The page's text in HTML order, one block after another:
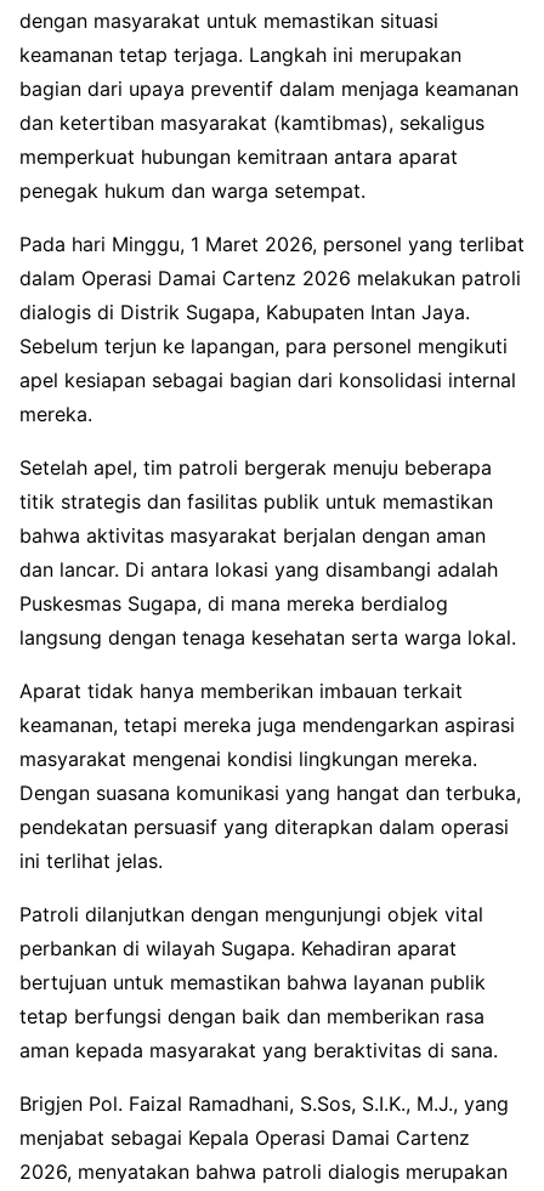
dengan masyarakat untuk memastikan situasi
keamanan tetap terjaga. Langkah ini merupakan
bagian dari upaya preventif dalam menjaga keamanan
dan ketertiban masyarakat (kamtibmas), sekaligus
memperkuat hubungan kemitraan antara aparat
penegak hukum dan warga setempat.
Pada hari Minggu, 1 Maret 2026, personel yang terlibat
dalam Operasi Damai Cartenz 2026 melakukan patroli
dialogis di Distrik Sugapa, Kabupaten Intan Jaya.
Sebelum terjun ke lapangan, para personel mengikuti
apel kesiapan sebagai bagian dari konsolidasi internal
mereka.
Setelah apel, tim patroli bergerak menuju beberapa
titik strategis dan fasilitas publik untuk memastikan
bahwa aktivitas masyarakat berjalan dengan aman
dan lancar. Di antara lokasi yang disambangi adalah
Puskesmas Sugapa, di mana mereka berdialog
langsung dengan tenaga kesehatan serta warga lokal.
Aparat tidak hanya memberikan imbauan terkait
keamanan, tetapi mereka juga mendengarkan aspirasi
masyarakat mengenai kondisi lingkungan mereka.
Dengan suasana komunikasi yang hangat dan terbuka,
pendekatan persuasif yang diterapkan dalam operasi
ini terlihat jelas.
Patroli dilanjutkan dengan mengunjungi objek vital
perbankan di wilayah Sugapa. Kehadiran aparat
bertujuan untuk memastikan bahwa layanan publik
tetap berfungsi dengan baik dan memberikan rasa
aman kepada masyarakat yang beraktivitas di sana.
Brigjen Pol. Faizal Ramadhani, S.Sos, S.I.K., M.J., yang
menjabat sebagai Kepala Operasi Damai Cartenz
2026, menyatakan bahwa patroli dialogis merupakan